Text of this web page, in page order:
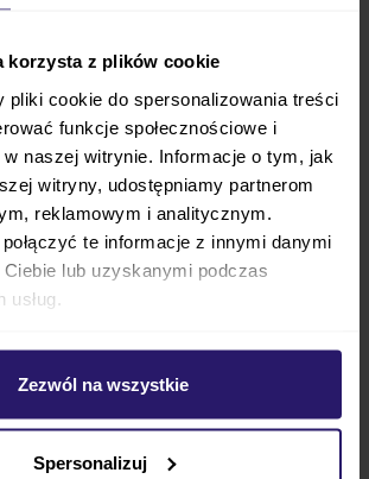
korzysta z plików cookie
pliki cookie do spersonalizowania treści
funkcje społecznościowe i
naszej witrynie. Informacje o tym, jak
witryny, udostępniamy partnerom
reklamowym i analitycznym.
te informacje z innymi danymi
lub uzyskanymi podczas
Zezwól na wszystkie
Spersonalizuj
COMBI 2 2w1 jest propozycją dla
nie chcą rezygnować z
po pojawieniu się nowego
Ten model umożliwia wygodny
dla rodziców, jak i wygodnego
bezpieczeństwa, komfortu i
Elementy takie jak aluminiowy
koło i łatwy system składania z